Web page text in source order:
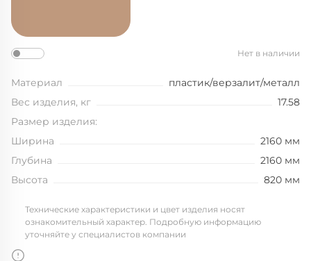
Нет в наличии
Материал
пластик/верзалит/металл
Вес изделия, кг
17.58
Размер изделия:
Ширина
2160 мм
Глубина
2160 мм
Высота
820 мм
Технические характеристики и цвет изделия носят
ознакомительный характер. Подробную информацию
уточняйте у специалистов компании